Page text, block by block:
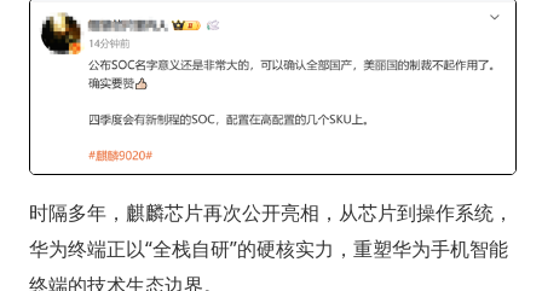
时隔多年，麒麟芯片再次公开亮相，从芯片到操作系统，
华为终端正以“全栈自研”的硬核实力，重塑华为手机智能
终端的技术生态边界。